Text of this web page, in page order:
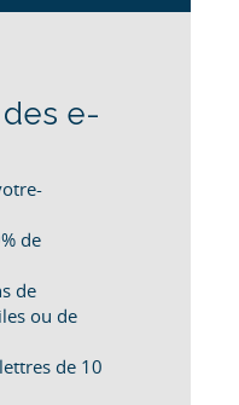
e-
de
de
ou de
de 10